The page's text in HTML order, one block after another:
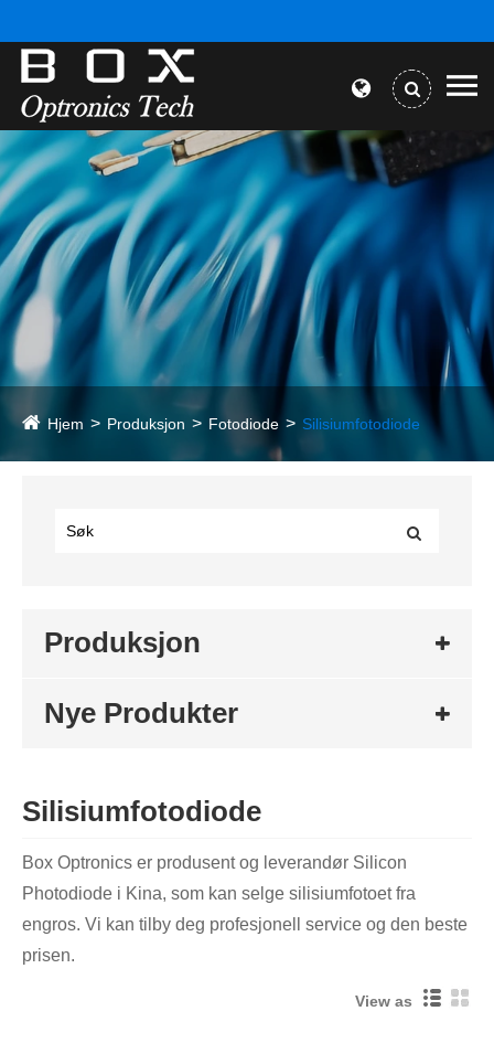
Hjem Produksjon Fotodiode Silisiumfotodiode
Produksjon
Nye Produkter
Silisiumfotodiode
Box Optronics er produsent og leverandør Silicon
Photodiode i Kina, som kan selge silisiumfotoet fra
engros. Vi kan tilby deg profesjonell service og den beste
prisen.
View as